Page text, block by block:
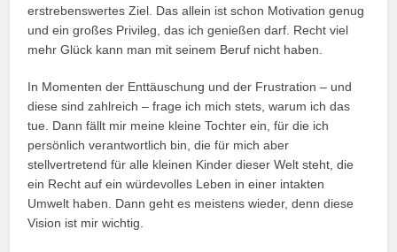
erstrebenswertes Ziel. Das allein ist schon Motivation genug
und ein großes Privileg, das ich genießen darf. Recht viel
mehr Glück kann man mit seinem Beruf nicht haben.
In Momenten der Enttäuschung und der Frustration – und
diese sind zahlreich – frage ich mich stets, warum ich das
tue. Dann fällt mir meine kleine Tochter ein, für die ich
persönlich verantwortlich bin, die für mich aber
stellvertretend für alle kleinen Kinder dieser Welt steht, die
ein Recht auf ein würdevolles Leben in einer intakten
Umwelt haben. Dann geht es meistens wieder, denn diese
Vision ist mir wichtig.